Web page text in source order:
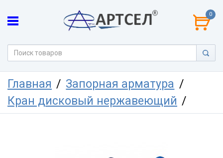
0
Главная
Запорная арматура
Кран дисковый нержавеющий